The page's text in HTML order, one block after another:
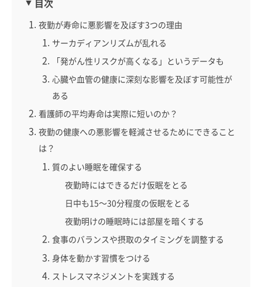
目次
夜勤が寿命に悪影響を及ぼす3つの理由
サーカディアンリズムが乱れる
「発がん性リスクが高くなる」というデータも
心臓や血管の健康に深刻な影響を及ぼす可能性が
ある
看護師の平均寿命は実際に短いのか？
夜勤の健康への悪影響を軽減させるためにできること
は？
質のよい睡眠を確保する
夜勤時にはできるだけ仮眠をとる
日中も15～30分程度の仮眠をとる
夜勤明けの睡眠時には部屋を暗くする
食事のバランスや摂取のタイミングを調整する
身体を動かす習慣をつける
ストレスマネジメントを実践する